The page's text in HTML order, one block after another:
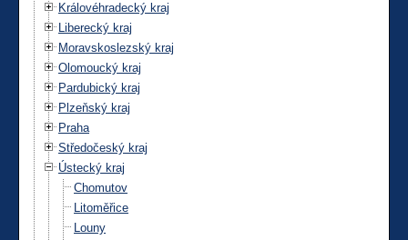
Královéhradecký kraj
Liberecký kraj
Moravskoslezský kraj
Olomoucký kraj
Pardubický kraj
Plzeňský kraj
Praha
Středočeský kraj
Ústecký kraj
Chomutov
Litoměřice
Louny